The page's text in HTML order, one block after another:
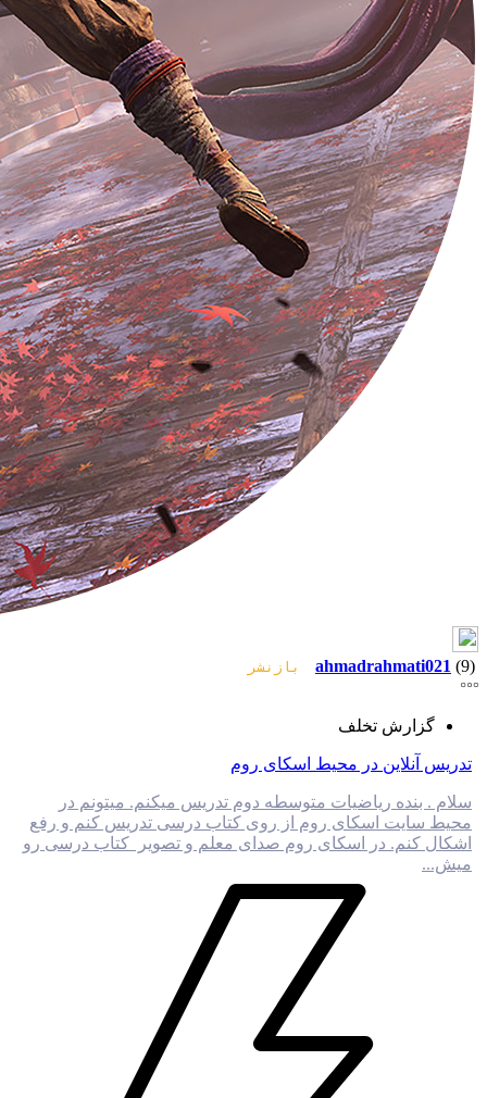
ahmadrahmati021 (9) بازنشر
گزارش تخلف
تدریس آنلاین در محیط اسکای روم
سلام . بنده ریاضیات متوسطه دوم تدریس میکنم. میتونم در
محیط سایت اسکای روم از روی کتاب درسی تدریس کنم و رفع
اشکال کنم. در اسکای روم صدای معلم و تصویر کتاب درسی رو
میش...